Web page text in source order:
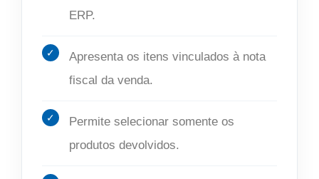
ERP.
Apresenta os itens vinculados à nota
fiscal da venda.
Permite selecionar somente os
produtos devolvidos.